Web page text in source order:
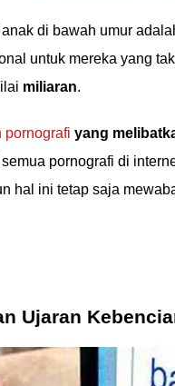
anak di bawah umur
untuk mereka yang
miliaran.
pornografi yang
pornografi di
hal ini tetap saja
Ujaran